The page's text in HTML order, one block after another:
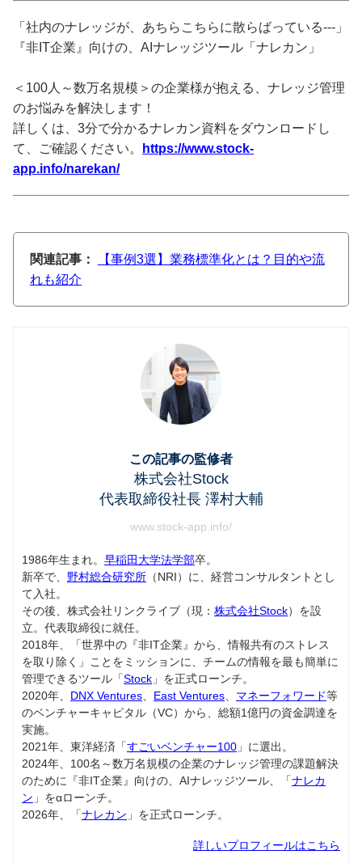
「社内のナレッジが、あちらこちらに散らばっている---」
『非IT企業』向けの、AIナレッジツール「ナレカン」
＜100人～数万名規模＞の企業様が抱える、ナレッジ管理
のお悩みを解決します！
詳しくは、3分で分かるナレカン資料をダウンロードし
て、ご確認ください。
https://www.stock-
app.info/narekan/
関連記事：
【事例3選】業務標準化とは？目的や流
れも紹介
この記事の監修者
株式会社Stock
代表取締役社長 澤村大輔
www.stock-app.info/
1986年生まれ。 早稲田大学法学部卒。
新卒で、 野村総合研究所 （NRI）に、経営コンサルタントとし
て入社。
その後、株式会社リンクライブ（現： 株式会社Stock）を設
立。代表取締役に就任。
2018年、「世界中の『非IT企業』から、情報共有のストレス
を取り除く」ことをミッションに、チームの情報を最も簡単に
管理できるツール「Stock 」を正式ローンチ。
2020年、 DNX Ventures East Ventures マネーフォワード等
のベンチャーキャピタル（VC）から、総額1億円の資金調達を
実施。
2021年、東洋経済「すごいベンチャー100 」に選出。
2024年、100名～数万名規模の企業のナレッジ管理の課題解決
のために『非IT企業』向けの、AIナレッジツール、「ナレカ
ン 」をαローンチ。
2026年、「ナレカン 」を正式ローンチ。
詳しいプロフィールはこちら